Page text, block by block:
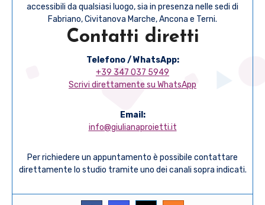
accessibili da qualsiasi luogo, sia in presenza nelle sedi di
Fabriano, Civitanova Marche, Ancona e Terni.
Contatti diretti
Telefono / WhatsApp:
+39 347 037 5949
Scrivi direttamente su WhatsApp
Email:
info@giulianaproietti.it
Per richiedere un appuntamento è possibile contattare
direttamente lo studio tramite uno dei canali sopra indicati.